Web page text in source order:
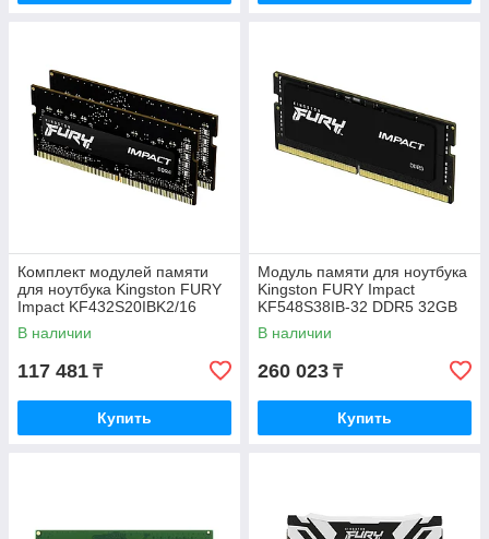
Комплект модулей памяти
для ноутбука Kingston FURY
Impact KF432S20IBK2/16
DDR4 16GB
В наличии
117 481 ₸
Купить
Модуль памяти для ноутбука
Kingston FURY Impact
KF548S38IB-32 DDR5 32GB
В наличии
260 023 ₸
Купить